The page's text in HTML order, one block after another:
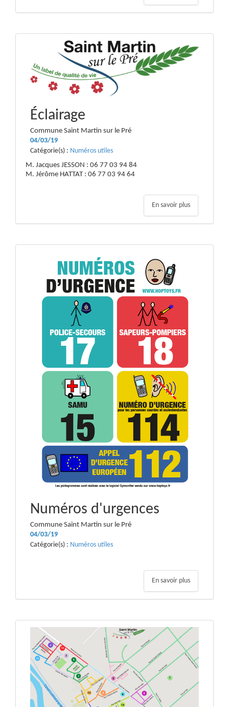
Éclairage
Commune Saint Martin sur le Pré
04/03/19
Catégorie(s) : Numéros utiles
M. Jacques JESSON : 06 77 03 94 84
M. Jérôme HATTAT : 06 77 03 94 64
En savoir plus
Numéros d'urgences
Commune Saint Martin sur le Pré
04/03/19
Catégorie(s) : Numéros utiles
En savoir plus